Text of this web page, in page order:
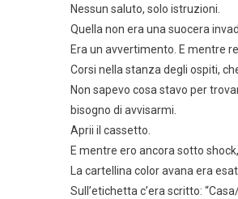
Nessun saluto, solo istruzioni.
Quella non era una suocera
Era un avvertimento. E mentre
Corsi nella stanza degli ospiti,
Non sapevo cosa stavo per
bisogno di avvisarmi.
Aprii il cassetto.
E mentre ero ancora sotto
La cartellina color avana era
Sull’etichetta c’era scritto: